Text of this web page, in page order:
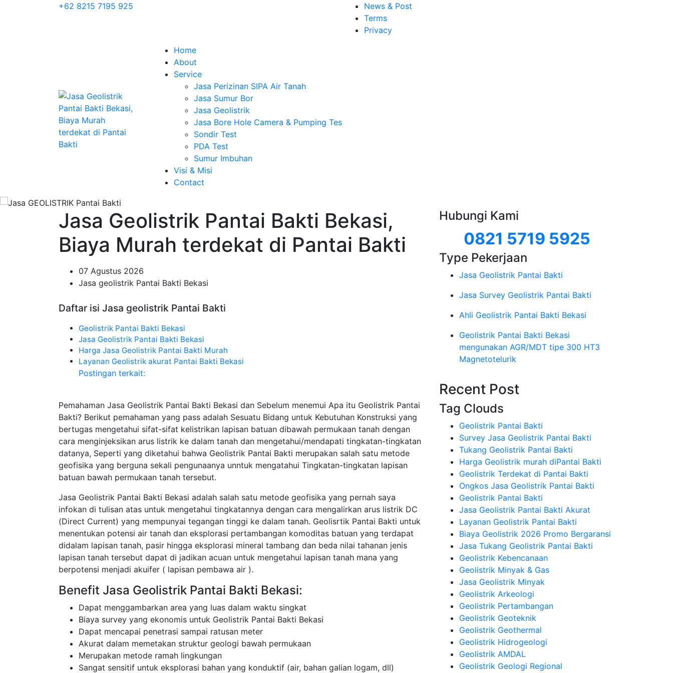
+62 8215 7195 925
News & Post
Terms
Privacy
Home
About
Service
Jasa Perizinan SIPA Air Tanah
Jasa Sumur Bor
Jasa Geolistrik
Jasa Bore Hole Camera & Pumping Tes
Sondir Test
PDA Test
Sumur Imbuhan
Visi & Misi
Contact
Jasa Geolistrik Pantai Bakti Bekasi,
Biaya Murah terdekat di Pantai Bakti
07 Agustus 2026
Jasa geolistrik Pantai Bakti Bekasi
Daftar isi Jasa geolistrik Pantai Bakti
Geolistrik Pantai Bakti Bekasi
Jasa Geolistrik Pantai Bakti Bekasi
Harga Jasa Geolistrik Pantai Bakti Murah
Layanan Geolistrik akurat Pantai Bakti Bekasi
Postingan terkait:
Pemahaman Jasa Geolistrik Pantai Bakti Bekasi dan Sebelum menemui Apa itu Geolistrik Pantai
Bakti? Berikut pemahaman yang pass adalah Sesuatu Bidang untuk Kebutuhan Konstruksi yang
bertugas mengetahui sifat-sifat kelistrikan lapisan batuan dibawah permukaan tanah dengan
cara menginjeksikan arus listrik ke dalam tanah dan mengetahui/mendapati tingkatan-tingkatan
datanya, Seperti yang diketahui bahwa Geolistrik Pantai Bakti merupakan salah satu metode
geofisika yang berguna sekali pengunaanya unntuk mengatahui Tingkatan-tingkatan lapisan
batuan bawah permukaan tanah tersebut.
Jasa Geolistrik Pantai Bakti Bekasi adalah salah satu metode geofisika yang pernah saya
infokan di tulisan atas untuk mengetahui tingkatannya dengan cara mengalirkan arus listrik DC
(Direct Current) yang mempunyai tegangan tinggi ke dalam tanah. Geolisrtik Pantai Bakti untuk
menentukan potensi air tanah dan eksplorasi pertambangan komoditas batuan yang terdapat
didalam lapisan tanah, pasir hingga eksplorasi mineral tambang dan beda nilai tahanan jenis
lapisan tanah tersebut dapat di jadikan acuan untuk mengetahui lapisan tanah mana yang
berpotensi menjadi akuifer ( lapisan pembawa air ).
Benefit Jasa Geolistrik Pantai Bakti Bekasi:
Dapat menggambarkan area yang luas dalam waktu singkat
Biaya survey yang ekonomis untuk Geolistrik Pantai Bakti Bekasi
Dapat mencapai penetrasi sampai ratusan meter
Akurat dalam memetakan struktur geologi bawah permukaan
Merupakan metode ramah lingkungan
Sangat sensitif untuk eksplorasi bahan yang konduktif (air, bahan galian logam, dll)
Hubungi Kami
0821 5719 5925
Type Pekerjaan
Jasa Geolistrik Pantai Bakti
Jasa Survey Geolistrik Pantai Bakti
Ahli Geolistrik Pantai Bakti Bekasi
Geolistrik Pantai Bakti Bekasi
mengunakan AGR/MDT tipe 300 HT3
Magnetotelurik
Recent Post
Tag Clouds
Geolistrik Pantai Bakti
Survey Jasa Geolistrik Pantai Bakti
Tukang Geolistrik Pantai Bakti
Harga Geolistrik murah diPantai Bakti
Geolistrik Terdekat di Pantai Bakti
Ongkos Jasa Geolistrik Pantai Bakti
Geolistrik Pantai Bakti
Jasa Geolistrik Pantai Bakti Akurat
Layanan Geolistrik Pantai Bakti
Biaya Geolistrik 2026 Promo Bergaransi
Jasa Tukang Geolistrik Pantai Bakti
Geolistrik Kebencanaan
Geolistrik Minyak & Gas
Jasa Geolistrik Minyak
Geolistrik Arkeologi
Geolistrik Pertambangan
Geolistrik Geoteknik
Geolistrik Geothermal
Geolistrik Hidrogeologi
Geolistrik AMDAL
Geolistrik Geologi Regional